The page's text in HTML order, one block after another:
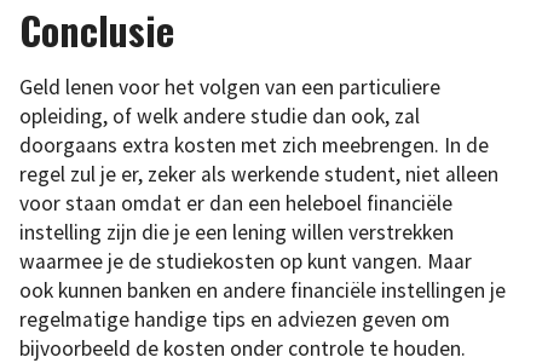
Conclusie
Geld lenen voor het volgen van een particuliere
opleiding, of welk andere studie dan ook, zal
doorgaans extra kosten met zich meebrengen. In de
regel zul je er, zeker als werkende student, niet alleen
voor staan omdat er dan een heleboel financiële
instelling zijn die je een lening willen verstrekken
waarmee je de studiekosten op kunt vangen. Maar
ook kunnen banken en andere financiële instellingen je
regelmatige handige tips en adviezen geven om
bijvoorbeeld de kosten onder controle te houden.